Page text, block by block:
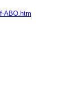
-ABO. htm